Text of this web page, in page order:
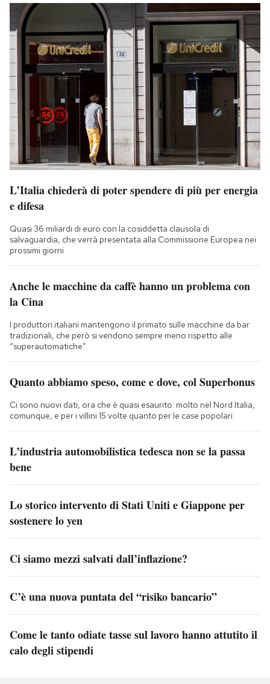
L’Italia chiederà di poter spendere di più per energia
e difesa
Quasi 36 miliardi di euro con la cosiddetta clausola di
salvaguardia, che verrà presentata alla Commissione Europea nei
prossimi giorni
Anche le macchine da caffè hanno un problema con
la Cina
I produttori italiani mantengono il primato sulle macchine da bar
tradizionali, che però si vendono sempre meno rispetto alle
“superautomatiche”
Quanto abbiamo speso, come e dove, col Superbonus
Ci sono nuovi dati, ora che è quasi esaurito: molto nel Nord Italia,
comunque, e per i villini 15 volte quanto per le case popolari
L’industria automobilistica tedesca non se la passa
bene
Lo storico intervento di Stati Uniti e Giappone per
sostenere lo yen
Ci siamo mezzi salvati dall’inflazione?
C’è una nuova puntata del “risiko bancario”
Come le tanto odiate tasse sul lavoro hanno attutito il
calo degli stipendi